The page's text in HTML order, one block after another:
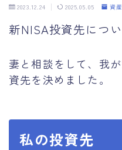
利用規約／特定商取引法
有料記事の決済完了ペー
2023.12.24 2025.05.05 資
新NISA投資先につ
妻と相談をして、我
資先を決めました。
私の投資先